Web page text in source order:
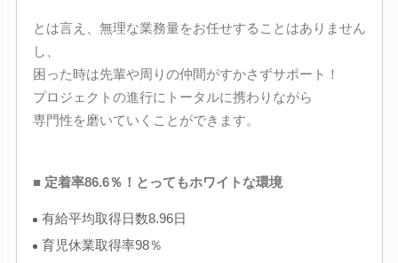
とは言え、無理な業務量をお任せすることはありません
し、
困った時は先輩や周りの仲間がすかさずサポート！
プロジェクトの進行にトータルに携わりながら
専門性を磨いていくことができます。
■ 定着率86.6％！とってもホワイトな環境
有給平均取得日数8.96日
育児休業取得率98％